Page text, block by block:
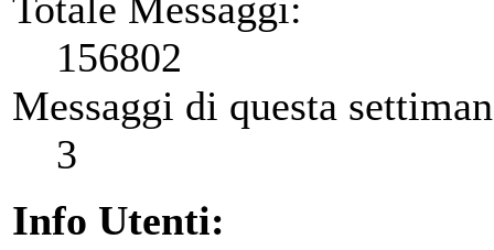
156802
Messaggi di questa
3
Info Utenti: